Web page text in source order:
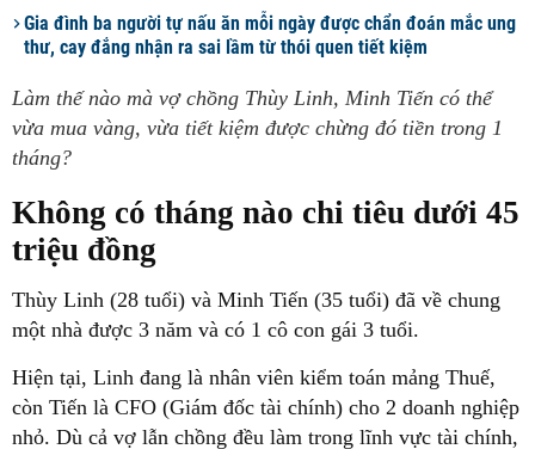
Gia đình ba người tự nấu ăn mỗi ngày được chẩn đoán mắc ung
thư, cay đắng nhận ra sai lầm từ thói quen tiết kiệm
Làm thế nào mà vợ chồng Thùy Linh, Minh Tiến có thể
vừa mua vàng, vừa tiết kiệm được chừng đó tiền trong 1
tháng?
Không có tháng nào chi tiêu dưới 45
triệu đồng
Thùy Linh (28 tuổi) và Minh Tiến (35 tuổi) đã về chung
một nhà được 3 năm và có 1 cô con gái 3 tuổi.
Hiện tại, Linh đang là nhân viên kiểm toán mảng Thuế,
còn Tiến là CFO (Giám đốc tài chính) cho 2 doanh nghiệp
nhỏ. Dù cả vợ lẫn chồng đều làm trong lĩnh vực tài chính,